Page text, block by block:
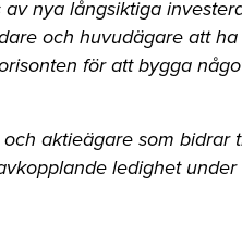
nya långsiktiga
och huvudägare att
för att bygga
aktieägare som bidrar
ledighet